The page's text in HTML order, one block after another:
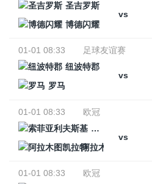
圣吉罗斯
vs
博德闪耀
01-01 08:33
足球友谊赛
纽波特郡
vs
罗马
01-01 08:33
欧冠
索菲亚利夫斯基
vs
阿拉木图凯拉特
01-01 08:33
欧冠